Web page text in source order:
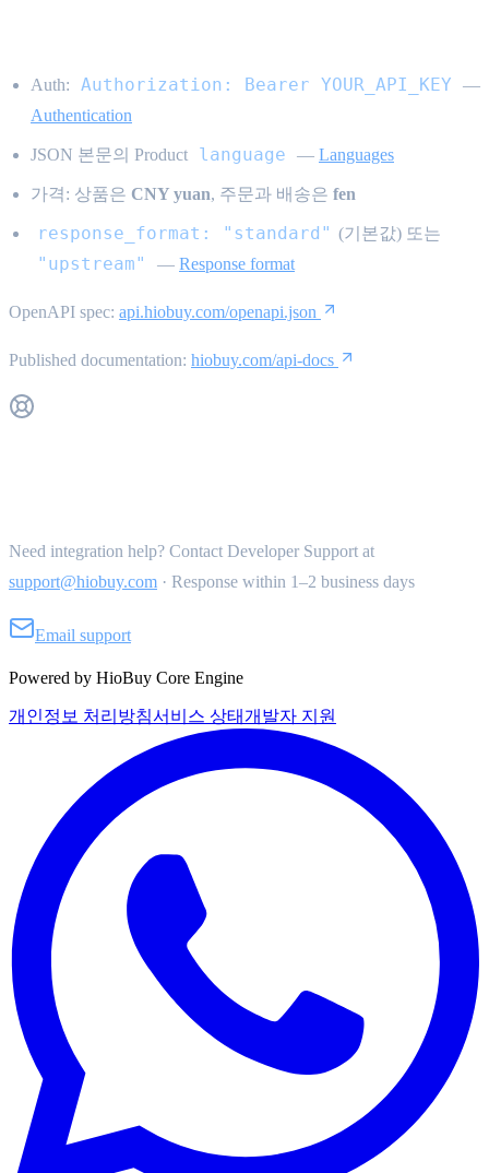
Auth: Authorization: Bearer YOUR_API_KEY
—
Authentication
JSON 본문의 Product language — Languages
가격: 상품은 CNY yuan, 주문과 배송은 fen
response_format: "standard" (기본값) 또는
"upstream" — Response format
OpenAPI spec: api.hiobuy.com/openapi.json
Published documentation: hiobuy.com/api-docs
Need integration help? Contact Developer Support at
support@hiobuy.com · Response within 1–2 business days
Email support
Powered by HioBuy Core Engine
개인정보 처리방침서비스 상태개발자 지원